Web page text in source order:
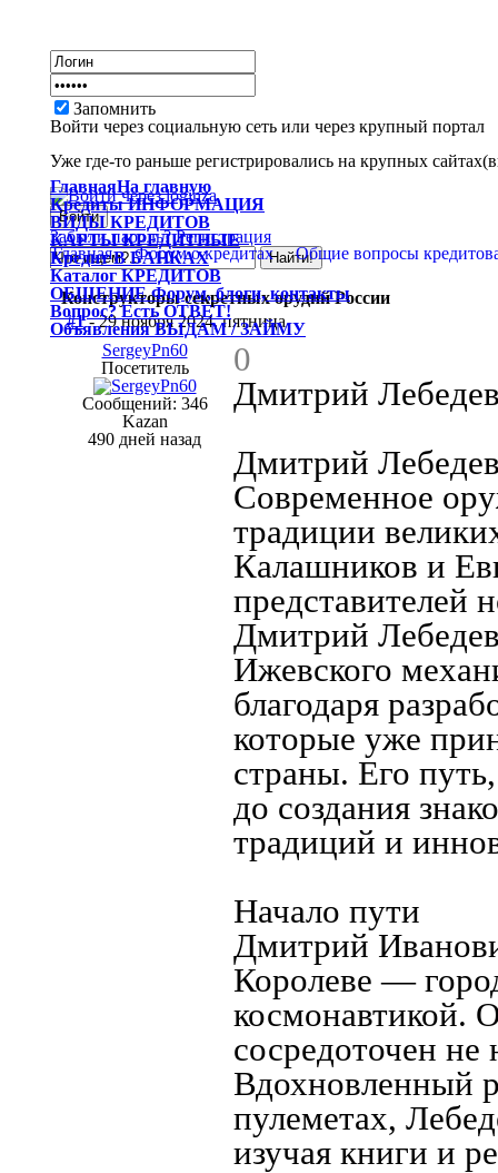
Запомнить
Войти через социальную сеть или через крупный портал
Уже где-то раньше регистрировались на крупных
Забыли пароль? Регистрация
ГлавнаяНа главную
КредитыИНФОРМАЦИЯ
ВИДЫКРЕДИТОВ
КАРТЫКРЕДИТНЫЕ
КредитВ БАНКАХ
КаталогКРЕДИТОВ
ОБЩЕНИЕФорум, блоги, контакты
Вопрос?Есть ОТВЕТ!
ОбъявленияВЫДАМ / ЗАЙМУ
Главная Форум о кредитах Общие вопросы
Конструкторы секретных орудий России
#1- 29 ноября 2024, пятница
SergeyPn60
Посетитель
Сообщений: 346
Kazan
490 дней назад
0
Дмитрий
Дмитрий
Современное
традиции
Калашников и
представителей
Дмитрий
Ижевского
благодаря
которые уже
страны. Его
до создания
традиций и
Начало пути
Дмитрий
Королеве —
космонавтикой.
сосредоточен не
Вдохновленный
пулеметах,
изучая книги и